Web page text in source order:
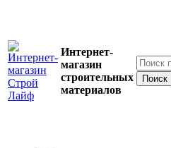
Интернет-
магазин
строительных
материалов